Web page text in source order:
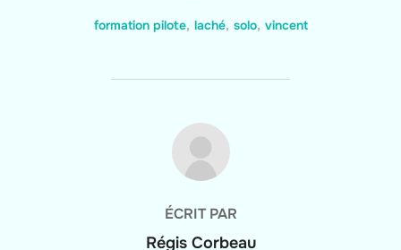
formation pilote, laché, solo, vincent
AUTEUR DE LA PUBLICATION
ÉCRIT PAR
Régis Corbeau